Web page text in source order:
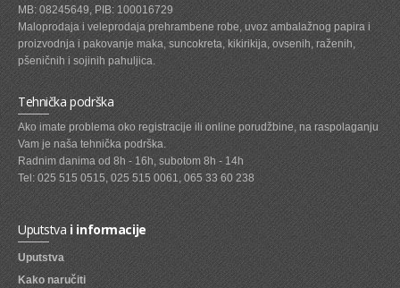
SIROVINA ZA GASTRO
GASTRO
KISELISI
KECAP, SENF, REN, PARADAJZ,SOS
KOMPOTI
SVEZE VOCE
SVEZE POVRCE
DZEMOVI, MARMALADE I MED
BOMBONI
MB: 08245649, PIB: 100016729
Maloprodaja i veleprodaja prehrambene robe, uvoz ambalažnog papira i
proizvodnja i pakovanje maka, suncokreta, kikirikija, ovsenih, raženih,
pšeničnih i sojinih pahuljica.
Tehnička podrška
Ako imate problema oko registracije ili online porudžbine, na raspolaganju
Vam je naša tehnička podrška.
Radnim danima od 8h - 16h, subotom 8h - 14h
Tel: 025 515 0515, 025 515 0061, 065 33 60 238
Uputstvai informacije
Uputstva
Kako naručiti